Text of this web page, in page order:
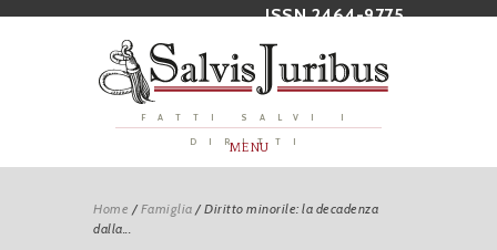
ISSN 2464-9775
FATTI SALVI I
DIRITTI
MENU
Home /Famiglia /Diritto minorile: la decadenza
dalla...